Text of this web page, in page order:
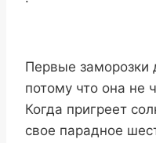
Первые заморозки
потому что она не
Когда пригреет
свое парадное